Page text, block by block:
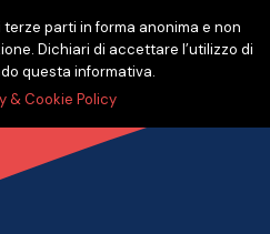
parti in forma anonima e non
Dichiari di accettare l’utilizzo di
questa informativa.
& Cookie Policy